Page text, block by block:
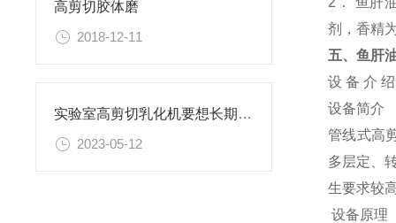
高剪切胶体磨
2018-12-11
实验室高剪切乳化机要想长期使用必须走出误区
2023-05-12
剂，香精
五、鱼肝
设 备 介 绍
设备简介
管线式高
多层定、
生要求较
设备原理